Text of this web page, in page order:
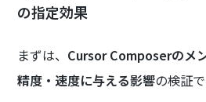
の指定効果
まずは、 Cursor Composerのメ
精度・速度に与える影響の検証で